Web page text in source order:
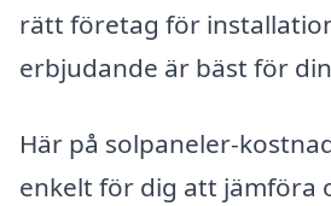
rätt företag för
erbjudande är bäst för
Här på solpaneler-
enkelt för dig att jämföra